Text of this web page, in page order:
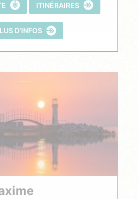
ITINÉRAIRES
PLUS D’INFOS